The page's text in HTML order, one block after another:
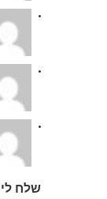
שלח